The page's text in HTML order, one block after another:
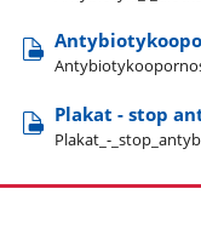
Plakat - stop
Plakat​_-​